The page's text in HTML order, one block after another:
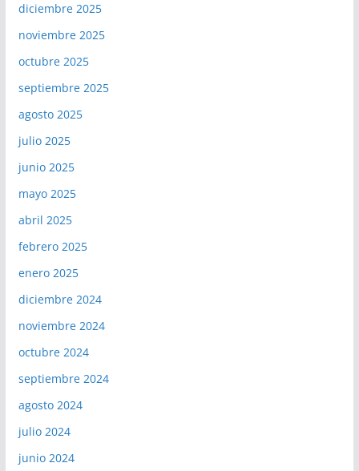
diciembre 2025
noviembre 2025
octubre 2025
septiembre 2025
agosto 2025
julio 2025
junio 2025
mayo 2025
abril 2025
febrero 2025
enero 2025
diciembre 2024
noviembre 2024
octubre 2024
septiembre 2024
agosto 2024
julio 2024
junio 2024